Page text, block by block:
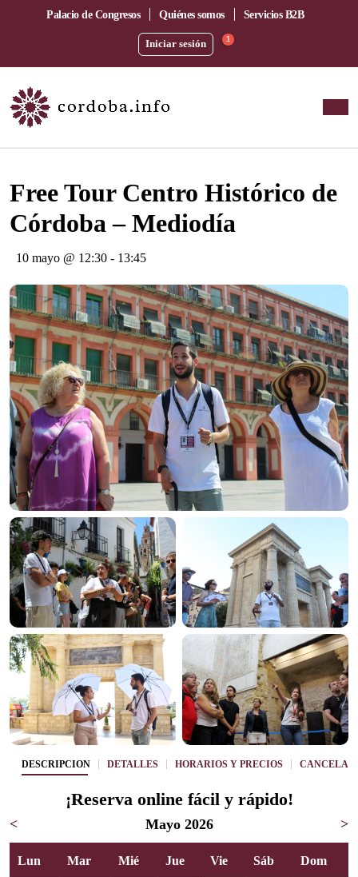
Palacio de Congresos Quiénes somos Servicios B2B
Iniciar sesión 1
Este evento ha pasado.
Free Tour Centro Histórico de
Córdoba – Mediodía
10 mayo @ 12:30 - 13:45
DESCRIPCIÓN DETALLES HORARIOS Y PRECIOS
¡Reserva online fácil y rápido!
< Mayo 2026 >
Lun Mar Mié Jue Vie Sáb Dom